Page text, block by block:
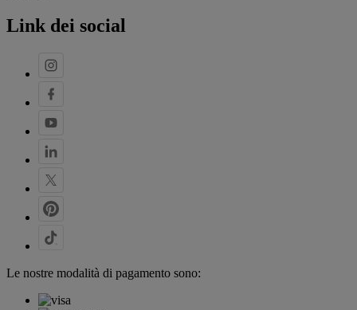
Link dei social
Le nostre modalità di pagamento sono: